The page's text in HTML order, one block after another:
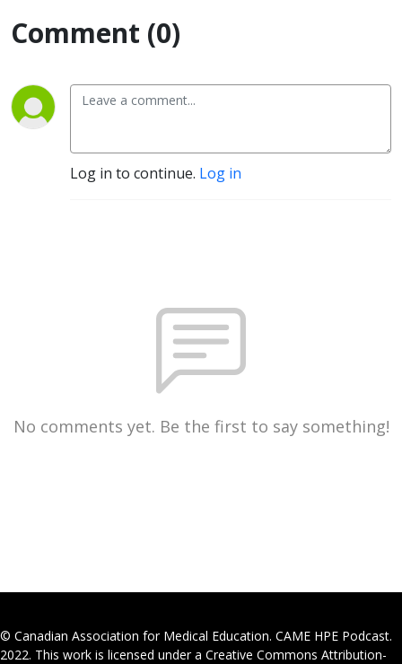
Comment (0)
Log in to continue. Log in
No comments yet. Be the first to say something!
© Canadian Association for Medical Education. CAME HPE Podcast.
2022. This work is licensed under a Creative Commons Attribution-